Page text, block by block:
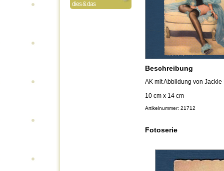
dies & das
Beschreibung
AK mit Abbildung von Jackie
10 cm x 14 cm
Artikelnummer: 21712
Fotoserie